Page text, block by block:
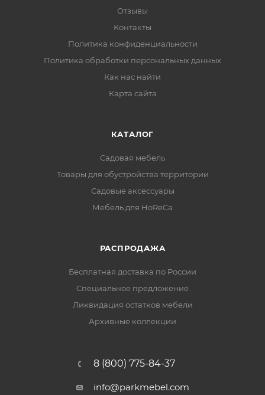
Отзывы
Контакты
Политика конфиденциальности
Политика обработки персональных данных
Как нас найти
Карта сайта
КАТАЛОГ
Садовая мебель
Товары для обустройства территории
Садовые аксессуары
Мебель для HoReCa
РАСПРОДАЖА
Бесплатная доставка по России
Специальное предложение
Ликвидация остатков мебели
Архивные коллекции
8 (800) 775-84-37
info@parkmebel.com